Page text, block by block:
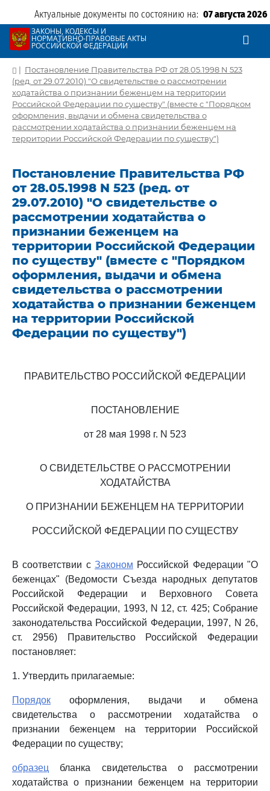
Актуальные документы по состоянию на: 07 августа 2026
ЗАКОНЫ, КОДЕКСЫ И
НОРМАТИВНО-ПРАВОВЫЕ АКТЫ
РОССИЙСКОЙ ФЕДЕРАЦИИ
| Постановление Правительства РФ от 28.05.1998 N 523
(ред. от 29.07.2010) "О свидетельстве о рассмотрении
ходатайства о признании беженцем на территории
Российской Федерации по существу" (вместе с "Порядком
оформления, выдачи и обмена свидетельства о
рассмотрении ходатайства о признании беженцем на
территории Российской Федерации по существу")
Постановление Правительства РФ
от 28.05.1998 N 523 (ред. от
29.07.2010) "О свидетельстве о
рассмотрении ходатайства о
признании беженцем на
территории Российской Федерации
по существу" (вместе с "Порядком
оформления, выдачи и обмена
свидетельства о рассмотрении
ходатайства о признании беженцем
на территории Российской
Федерации по существу")
ПРАВИТЕЛЬСТВО РОССИЙСКОЙ ФЕДЕРАЦИИ
ПОСТАНОВЛЕНИЕ
от 28 мая 1998 г. N 523
О СВИДЕТЕЛЬСТВЕ О РАССМОТРЕНИИ
ХОДАТАЙСТВА
О ПРИЗНАНИИ БЕЖЕНЦЕМ НА ТЕРРИТОРИИ
РОССИЙСКОЙ ФЕДЕРАЦИИ ПО СУЩЕСТВУ
В соответствии с Законом Российской Федерации "О
беженцах" (Ведомости Съезда народных депутатов
Российской Федерации и Верховного Совета
Российской Федерации, 1993, N 12, ст. 425; Собрание
законодательства Российской Федерации, 1997, N 26,
ст. 2956) Правительство Российской Федерации
постановляет:
1. Утвердить прилагаемые:
Порядок оформления, выдачи и обмена
свидетельства о рассмотрении ходатайства о
признании беженцем на территории Российской
Федерации по существу;
образец бланка свидетельства о рассмотрении
ходатайства о признании беженцем на территории